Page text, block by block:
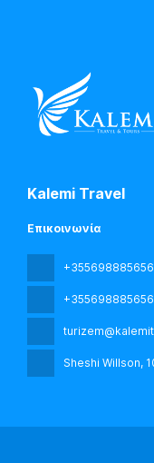
Kalemi Travel
Επικοινωνία
+355698885656
+355698885656
Sheshi Willson,